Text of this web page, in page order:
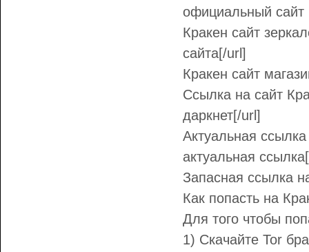
официальный сайт
Кракен сайт
сайта[/url]
Кракен сайт
Ссылка на сайт
даркнет[/url]
Актуальная
актуальная
Запасная ссылка
Как попасть на
Для того чтобы
1) Скачайте Tor